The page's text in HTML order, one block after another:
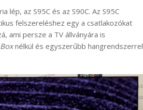
lép, az S95C és az S90C. Az S95C
felszereléshez egy a csatlakozókat
ami persze a TV állványára is
nélkül és egyszerűbb hangrendszerrel